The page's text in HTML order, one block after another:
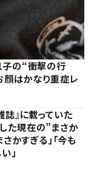
子の“衝撃の行
顔はかなり重症レ
』に載っていた
た現在の”まさか
さかすぎる」「今も
」